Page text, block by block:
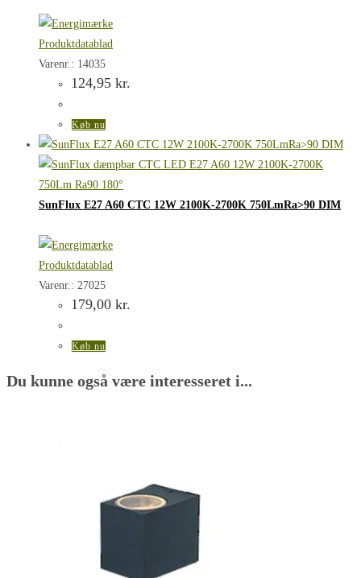
Produktdatablad
Varenr.: 14035
124,95 kr.
Køb nu
SunFlux E27 A60 CTC 12W 2100K-2700K 750LmRa>90 DIM
Produktdatablad
Varenr.: 27025
179,00 kr.
Køb nu
Du kunne også være interesseret i...